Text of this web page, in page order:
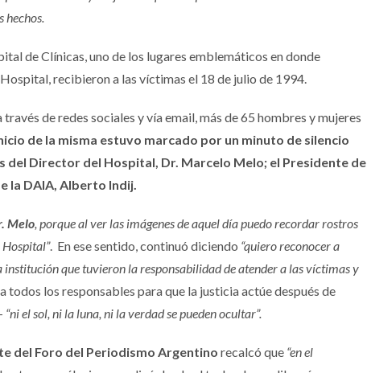
hechos.
de Clínicas, uno de los lugares emblemáticos en donde
recibieron a las víctimas el 18 de julio de 1994.
de redes sociales y vía email, más de 65 hombres y mujeres
de la misma estuvo marcado por un minuto de silencio
del Director del Hospital, Dr. Marcelo Melo; el Presidente de
la DAIA, Alberto Indij.
Melo, porque al ver las imágenes de aquel día puedo recordar rostros
. En ese sentido, continuó diciendo “quiero reconocer a
institución que tuvieron la responsabilidad de atender a las víctimas y
todos los responsables para que la justicia actúe después de
“ni el sol, ni la luna, ni la verdad se pueden ocultar”.
del Foro del Periodismo Argentino recalcó que “en el